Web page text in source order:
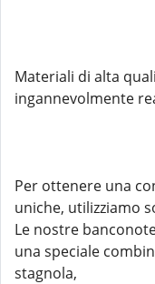
Materiali di alta
ingannevolmente
Per ottenere una
uniche, utilizziamo
Le nostre
una speciale
stagnola,